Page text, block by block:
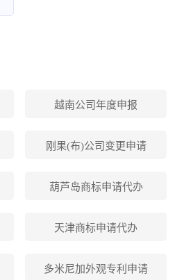
越南公司年度申报
刚果(布)公司变更申请
葫芦岛商标申请代办
天津商标申请代办
多米尼加外观专利申请